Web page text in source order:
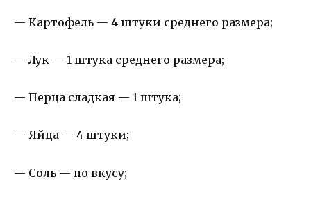
— Картофель — 4 штуки среднего размера;
— Лук — 1 штука среднего размера;
— Перца сладкая — 1 штука;
— Яйца — 4 штуки;
— Соль — по вкусу;